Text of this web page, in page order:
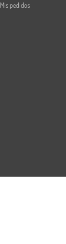
Mis pedidos